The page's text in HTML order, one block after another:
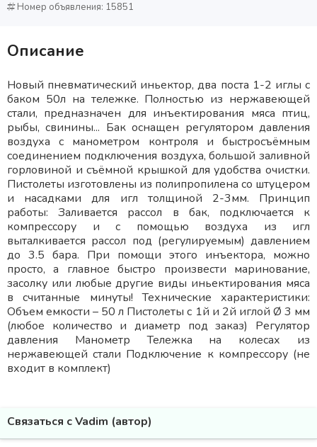
Номер объявления: 15851
Описание
Новый пневматический иньектор, два поста 1-2 иглы с
баком 50л на тележке. Полностью из нержавеющей
стали, предназначен для инъектирования мяса птиц,
рыбы, свинины... Бак оснащен регулятором давления
воздуха с манометром контроля и быстросъёмным
соединением подключения воздуха, большой заливной
горловиной и съёмной крышкой для удобства очистки.
Пистолеты изготовлены из полипропилена со штуцером
и насадками для игл толщиной 2-3мм. Принцип
работы: Заливается рассол в бак, подключается к
компрессору и с помощью воздуха из игл
выталкивается рассол под (регулируемым) давлением
до 3.5 бара. При помощи этого инъектора, можно
просто, а главное быстро произвести маринование,
засолку или любые другие виды иньектирования мяса
в считанные минуты! Технические характеристики:
Объем емкости – 50 л Пистолеты с 1й и 2й иглой Ø 3 мм
(любое количество и диаметр под заказ) Регулятор
давления Манометр Тележка на колесах из
нержавеющей стали Подключение к компрессору (не
входит в комплект)
Связаться с Vadim (автор)